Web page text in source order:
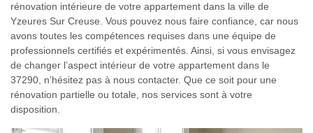
rénovation intérieure de votre appartement dans la ville de
Yzeures Sur Creuse. Vous pouvez nous faire confiance, car nous
avons toutes les compétences requises dans une équipe de
professionnels certifiés et expérimentés. Ainsi, si vous envisagez
de changer l’aspect intérieur de votre appartement dans le
37290, n’hésitez pas à nous contacter. Que ce soit pour une
rénovation partielle ou totale, nos services sont à votre
disposition.